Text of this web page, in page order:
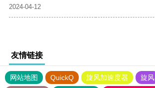
2024-04-12
友情链接
网站地图 QuickQ 旋风加速度器 旋风